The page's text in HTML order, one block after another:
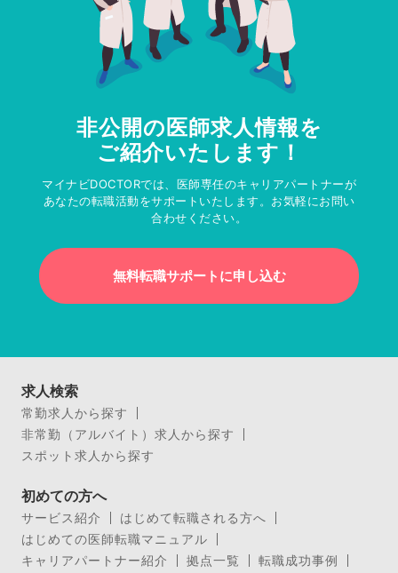
非公開の医師求人情報を
ご紹介いたします！
マイナビDOCTORでは、医師専任のキャリアパートナーが
あなたの転職活動をサポートいたします。お気軽にお問い
合わせください。
無料転職サポートに申し込む
求人検索
常勤求人から探す
非常勤（アルバイト）求人から探す
スポット求人から探す
初めての方へ
サービス紹介
はじめて転職される方へ
はじめての医師転職マニュアル
キャリアパートナー紹介
拠点一覧
転職成功事例